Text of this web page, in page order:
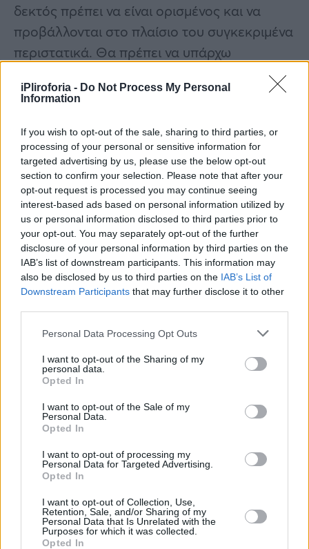
iPliroforia - Do Not Process My Personal
Information
If you wish to opt-out of the sale, sharing to third parties, or
processing of your personal or sensitive information for
targeted advertising by us, please use the below opt-out
section to confirm your selection. Please note that after your
opt-out request is processed you may continue seeing
interest-based ads based on personal information utilized by
us or personal information disclosed to third parties prior to
your opt-out. You may separately opt-out of the further
disclosure of your personal information by third parties on the
IAB’s list of downstream participants. This information may
also be disclosed by us to third parties on the IAB’s List of
Downstream Participants that may further disclose it to other
Personal Data Processing Opt Outs
I want to opt-out of the Sharing of my
personal data.
Opted In
I want to opt-out of the Sale of my
Personal Data.
Opted In
I want to opt-out of processing my
Personal Data for Targeted Advertising.
Opted In
I want to opt-out of Collection, Use,
Retention, Sale, and/or Sharing of my
Personal Data that Is Unrelated with the
Purposes for which it was collected.
Opted In
δεκτός πρέπει να είναι ορισμένος και να
προβάλλονται στο πλαίσιο του συγκεκριμένα
περιστατικά. Θα πρέπει να υπάρχω
συνειδητή νομοταγής διαβίωση του δράστη.
Ο κατηγορούμενος σύμφωνα με την
ένα οικόπεδο με χρήματα κυρίως της
οικογένειας του θύματος, αλλά μπήκε στο
όνομα του δράστη. Επίσης είχε γίνει ένα
εργολαβικό συμβόλαιο και εργοδότες
τέθηκαν και οι δυο σύζυγοι, ενώ ήταν στην
κυριότητα τη δίκη του. Την κατέστησε
αντικείμενο υποχρεώσεων χωρίς να έχει
κυριότητα επί του οικοπέδου. Δεν υπάρχουν
περιθώρια αναγνώρισης αυτού του